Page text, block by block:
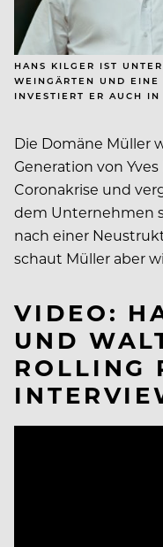
HANS KILGER IST UNTER
EINGÄRTEN UND EINE
NVESTIERT ER AUCH IN
Die Domäne Müller
Generation von
Coronakrise und
dem Unternehmen
nach einer
schaut Müller aber
VIDEO:
UND
ROLLING